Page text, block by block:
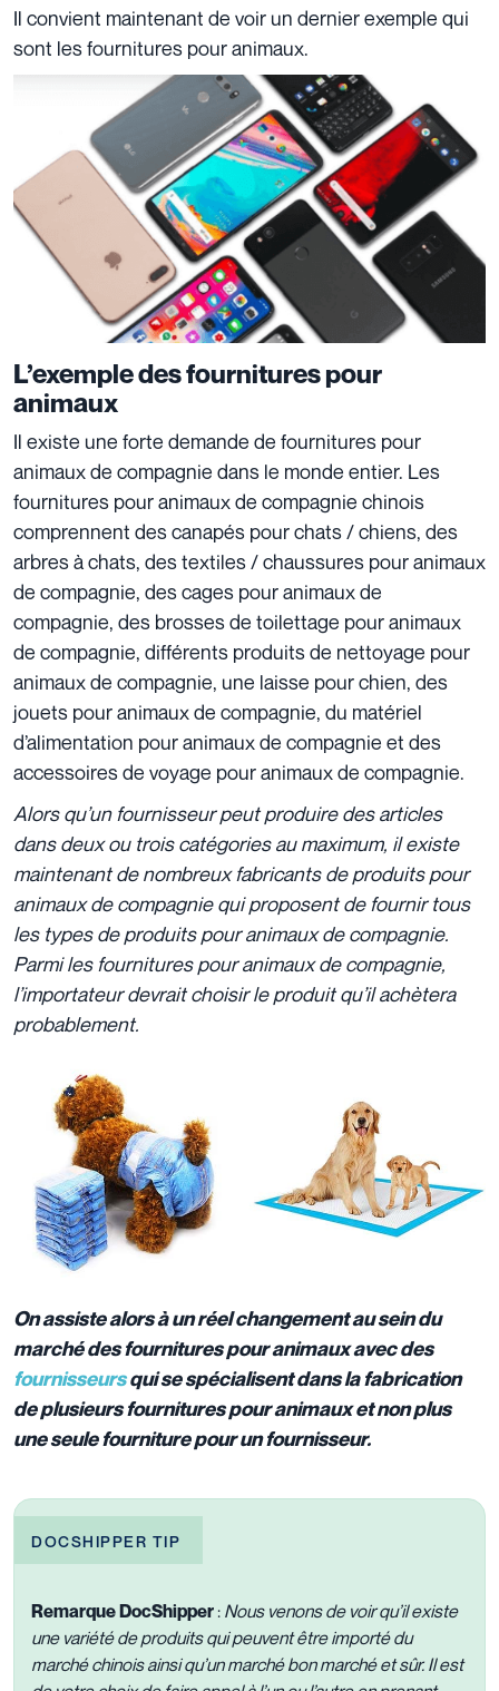
Il convient maintenant de voir un dernier exemple qui
sont les fournitures pour animaux.
L’exemple des fournitures pour
animaux
Il existe une forte demande de fournitures pour
animaux de compagnie dans le monde entier. Les
fournitures pour animaux de compagnie chinois
comprennent des canapés pour chats / chiens, des
arbres à chats, des textiles / chaussures pour animaux
de compagnie, des cages pour animaux de
compagnie, des brosses de toilettage pour animaux
de compagnie, différents produits de nettoyage pour
animaux de compagnie, une laisse pour chien, des
jouets pour animaux de compagnie, du matériel
d’alimentation pour animaux de compagnie et des
accessoires de voyage pour animaux de compagnie.
Alors qu’un fournisseur peut produire des articles
dans deux ou trois catégories au maximum, il existe
maintenant de nombreux fabricants de produits pour
animaux de compagnie qui proposent de fournir tous
les types de produits pour animaux de compagnie.
Parmi les fournitures pour animaux de compagnie,
l’importateur devrait choisir le produit qu’il achètera
probablement.
On assiste alors à un réel changement au sein du
marché des fournitures pour animaux avec des
fournisseursqui se spécialisent dans la fabrication
de plusieurs fournitures pour animaux et non plus
une seule fourniture pour un fournisseur.
DOCSHIPPER TIP
Remarque DocShipper : Nous venons de voir qu’il existe
une variété de produits qui peuvent être importé du
marché chinois ainsi qu’un marché bon marché et sûr. Il est